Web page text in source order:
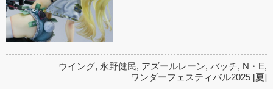
ウイング, 永野健民, アズールレーン, バッチ, N・E,
ワンダーフェスティバル2025 [夏]